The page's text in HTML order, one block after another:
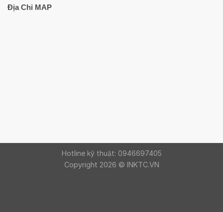
Địa Chỉ MAP
Hotline kỹ thuật: 0946697405
Copyright 2026 © INKTC.VN